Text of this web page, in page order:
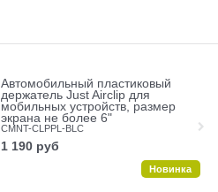
Автомобильный пластиковый
держатель Just Airclip для
мобильных устройств, размер
экрана не более 6"
CMNT-CLPPL-BLC
1 190 руб
Новинка